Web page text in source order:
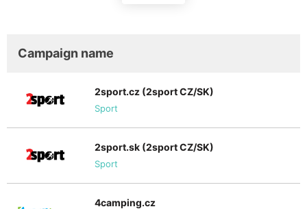
Campaign name
2sport.cz (2sport CZ/SK)
Sport
2sport.sk (2sport CZ/SK)
Sport
4camping.cz